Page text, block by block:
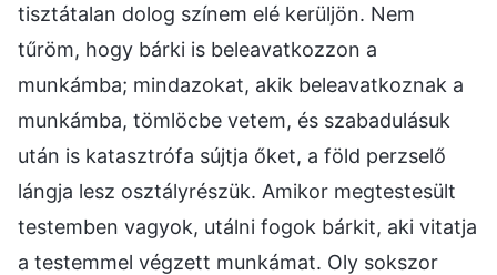
tisztátalan dolog színem elé kerüljön. Nem
tűröm, hogy bárki is beleavatkozzon a
munkámba; mindazokat, akik beleavatkoznak a
munkámba, tömlöcbe vetem, és szabadulásuk
után is katasztrófa sújtja őket, a föld perzselő
lángja lesz osztályrészük. Amikor megtestesült
testemben vagyok, utálni fogok bárkit, aki vitatja
a testemmel végzett munkámat. Oly sokszor